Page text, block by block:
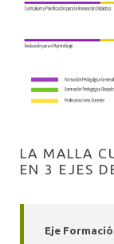
LA MALLA
EN 3 EJES
Eje